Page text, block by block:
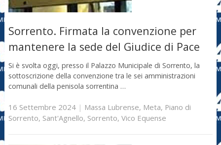
Sorrento. Firmata la convenzione per
mantenere la sede del Giudice di Pace
Si è svolta oggi, presso il Palazzo Municipale di Sorrento, la
sottoscrizione della convenzione tra le sei amministrazioni
comunali della penisola sorrentina …
16 Settembre 2024| Massa Lubrense, Meta, Piano di
Sorrento, Sant'Agnello, Sorrento, Vico Equense